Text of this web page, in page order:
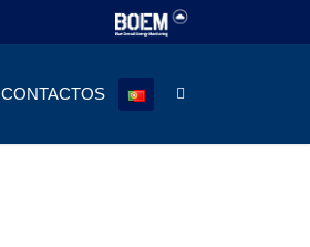
CONTACTOS